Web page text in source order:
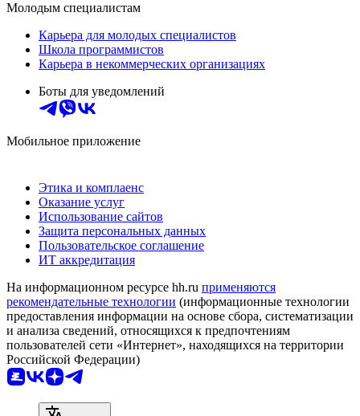
Молодым специалистам
Карьера для молодых специалистов
Школа программистов
Карьера в некоммерческих организациях
Боты для уведомлений
Мобильное приложение
Этика и комплаенс
Оказание услуг
Использование сайтов
Защита персональных данных
Пользовательское соглашение
ИТ аккредитация
На информационном ресурсе hh.ru применяются
рекомендательные технологии (информационные технологии
предоставления информации на основе сбора, систематизации
и анализа сведений, относящихся к предпочтениям
пользователей сети «Интернет», находящихся на территории
Российской Федерации)